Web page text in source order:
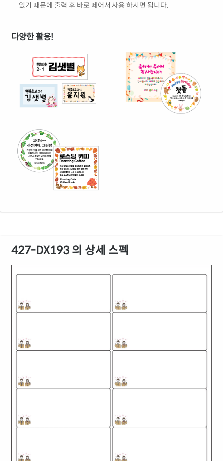
있기 때문에 출력 후 바로 떼어서 사용 하시면 됩니다.
다양한 활용!
427-DX193 의 상세 스펙